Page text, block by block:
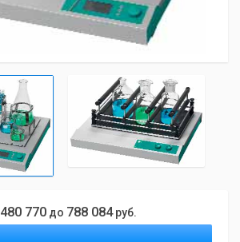
480 770 до 788 084 руб.